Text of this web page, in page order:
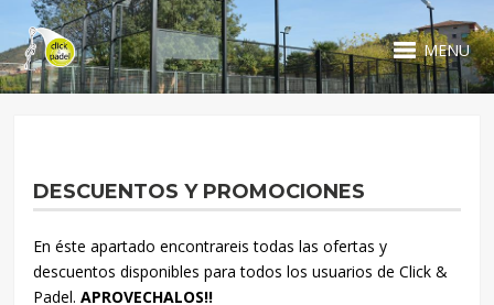
MENU
DESCUENTOS Y PROMOCIONES
En éste apartado encontrareis todas las ofertas y
descuentos disponibles para todos los usuarios de Click &
Padel.APROVECHALOS!!